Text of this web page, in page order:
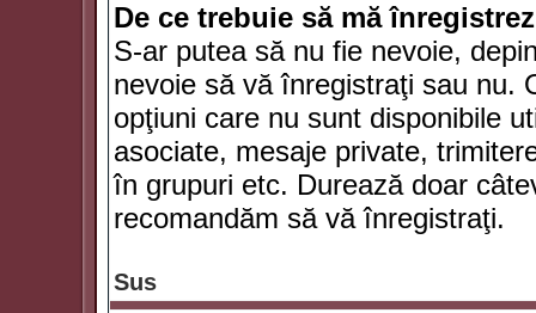
De ce trebuie să mă
S-ar putea să nu fie nevoie,
nevoie să vă înregistraţi sau nu.
opţiuni care nu sunt disponibile
asociate, mesaje private,
în grupuri etc. Durează doar
recomandăm să vă înregistraţi.
Sus